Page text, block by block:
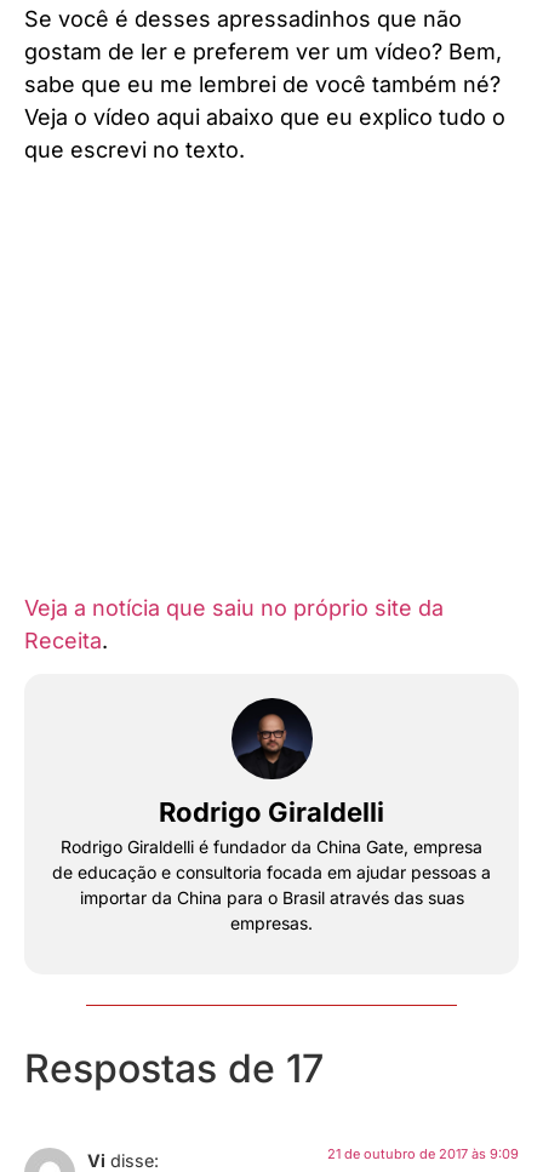
Se você é desses apressadinhos que não
gostam de ler e preferem ver um vídeo? Bem,
sabe que eu me lembrei de você também né?
Veja o vídeo aqui abaixo que eu explico tudo o
que escrevi no texto.
Veja a notícia que saiu no próprio site da
Receita.
Rodrigo Giraldelli
Rodrigo Giraldelli é fundador da China Gate, empresa
de educação e consultoria focada em ajudar pessoas a
importar da China para o Brasil através das suas
empresas.
Respostas de 17
Vi disse: 21 de outubro de 2017 às 9:09